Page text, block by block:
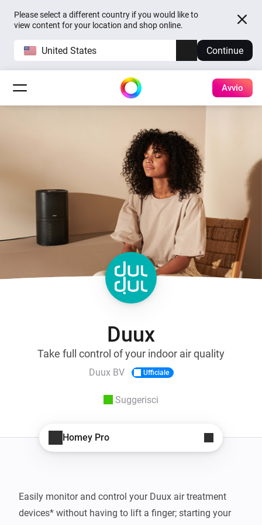
Please select a different country if you would like to
view content for your location and shop online.
United States Continue
Avvio
Duux
Take full control of your indoor air quality
Duux BV Ufficiale
Suggerisci
Homey Pro
Easily monitor and control your Duux air treatment
devices* without having to lift a finger; starting your